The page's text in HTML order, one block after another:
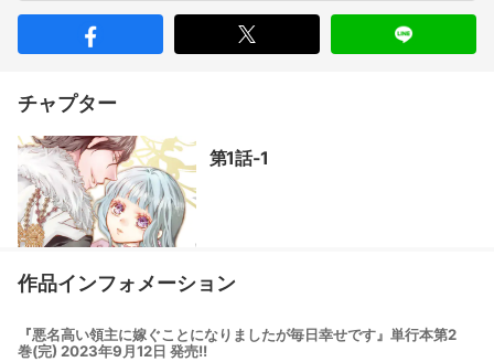
チャプター
第1話-1
作品インフォメーション
『悪名高い領主に嫁ぐことになりましたが毎日幸せです』単行本第2
巻(完) 2023年9月12日 発売!!